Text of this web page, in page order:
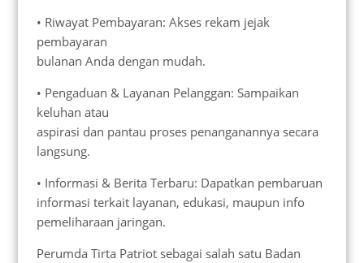
• Riwayat Pembayaran: Akses rekam jejak
pembayaran
bulanan Anda dengan mudah.
• Pengaduan & Layanan Pelanggan: Sampaikan
keluhan atau
aspirasi dan pantau proses penanganannya secara
langsung.
• Informasi & Berita Terbaru: Dapatkan pembaruan
informasi terkait layanan, edukasi, maupun info
pemeliharaan jaringan.
Perumda Tirta Patriot sebagai salah satu Badan